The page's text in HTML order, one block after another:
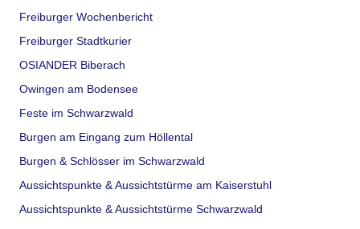
Freiburger Wochenbericht
Freiburger Stadtkurier
OSIANDER Biberach
Owingen am Bodensee
Feste im Schwarzwald
Burgen am Eingang zum Höllental
Burgen & Schlösser im Schwarzwald
Aussichtspunkte & Aussichtstürme am Kaiserstuhl
Aussichtspunkte & Aussichtstürme Schwarzwald